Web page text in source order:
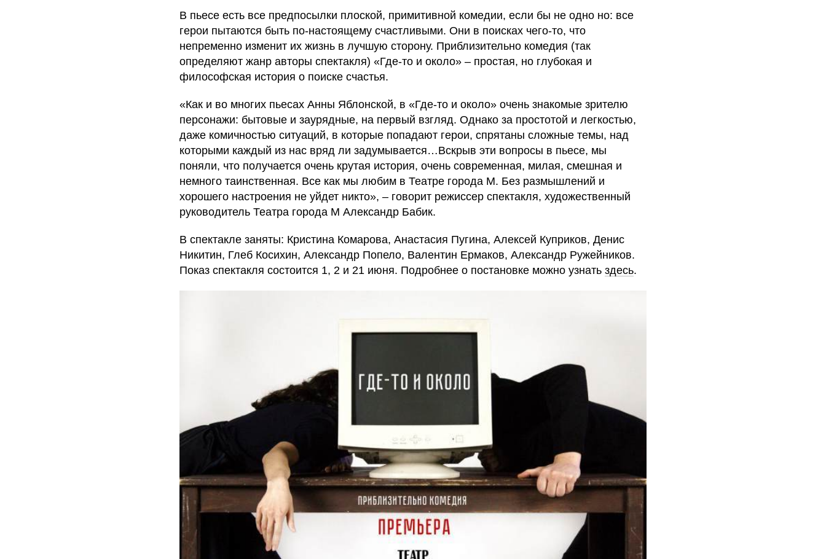
В пьесе есть все предпосылки плоской, примитивной комедии, если бы не одно но: все
герои пытаются быть по-настоящему счастливыми. Они в поисках чего-то, что
непременно изменит их жизнь в лучшую сторону. Приблизительно комедия (так
определяют жанр авторы спектакля) «Где-то и около» – простая, но глубокая и
философская история о поиске счастья.
«Как и во многих пьесах Анны Яблонской, в «Где-то и около» очень знакомые зрителю
персонажи: бытовые и заурядные, на первый взгляд. Однако за простотой и легкостью,
даже комичностью ситуаций, в которые попадают герои, спрятаны сложные темы, над
которыми каждый из нас вряд ли задумывается…Вскрыв эти вопросы в пьесе, мы
поняли, что получается очень крутая история, очень современная, милая, смешная и
немного таинственная. Все как мы любим в Театре города М. Без размышлений и
хорошего настроения не уйдет никто», – говорит режиссер спектакля, художественный
руководитель Театра города М Александр Бабик.
В спектакле заняты: Кристина Комарова, Анастасия Пугина, Алексей Куприков, Денис
Никитин, Глеб Косихин, Александр Попело, Валентин Ермаков, Александр Ружейников.
Показ спектакля состоится 1, 2 и 21 июня. Подробнее о постановке можно узнать здесь.